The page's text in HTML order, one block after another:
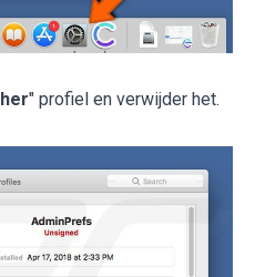
" profiel en verwijder het.